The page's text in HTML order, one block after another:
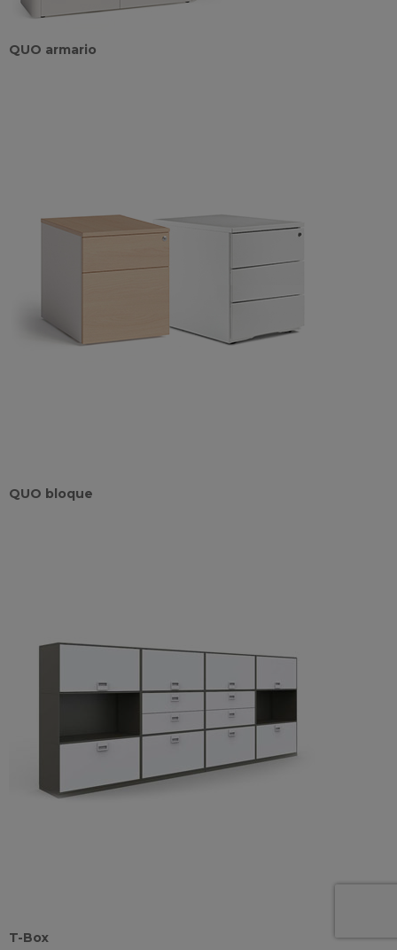
QUO armario
QUO bloque
T-Box